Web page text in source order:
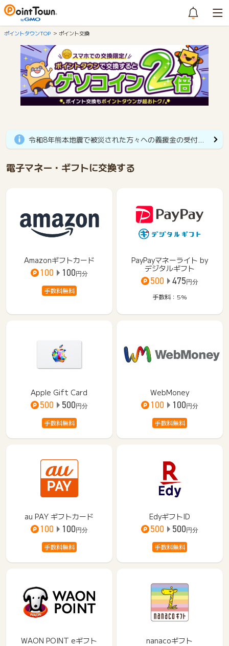
ポイントタウンTOP ポイント交換
ポイント交換
ポイントは1ポイント＝1円相当。貯めたポイントは、現金や電子マネ
交換キャンペーン
電子マネー・ギフトに交換する
Amazonギフトカード
100 100円分
手数料無料
PayPayマネーライト by
デジタルギフト
500 475円分
手数料：5%
Apple Gift Card
500 500円分
手数料無料
WebMoney
100 100円分
手数料無料
au PAY ギフトカード
100 100円分
手数料無料
EdyギフトID
500 500円分
手数料無料
WAON POINT eギフト nanacoギフト